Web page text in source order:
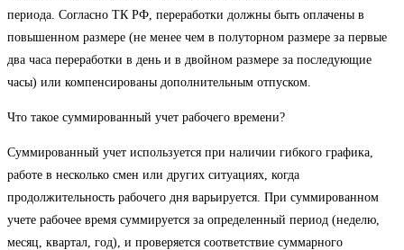
периода. Согласно ТК РФ, переработки должны быть оплачены в
повышенном размере (не менее чем в полуторном размере за первые
два часа переработки в день и в двойном размере за последующие
часы) или компенсированы дополнительным отпуском.
Что такое суммированный учет рабочего времени?
Суммированный учет используется при наличии гибкого графика,
работе в несколько смен или других ситуациях, когда
продолжительность рабочего дня варьируется. При суммированном
учете рабочее время суммируется за определенный период (неделю,
месяц, квартал, год), и проверяется соответствие суммарного